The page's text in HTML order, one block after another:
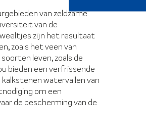
van zeldzame
van de
zijn het resultaat
zoals het veen van
leven, zoals de
bieden een verfrissende
watervallen van
om een
de bescherming van de